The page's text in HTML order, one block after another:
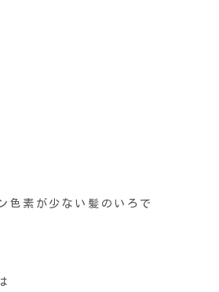
色素が少ない髪のいろで